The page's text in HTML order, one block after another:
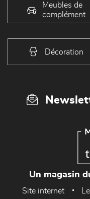
Meubles de
complément
Décoration
Un magasin
Site internet